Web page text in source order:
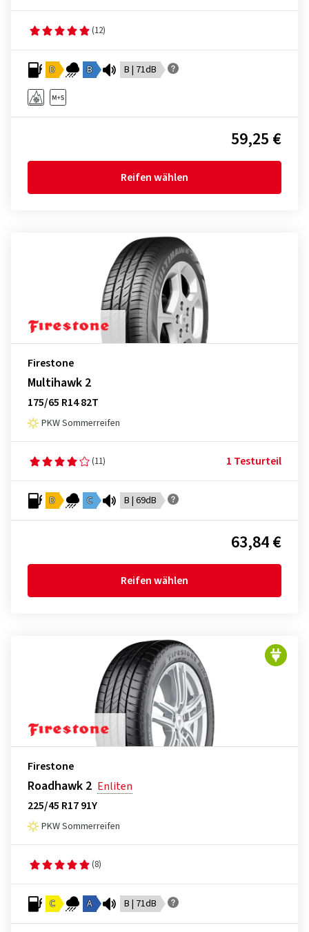
(12)
D B B | 71dB
59,25 €
Reifen wählen
Firestone
Multihawk 2
175/65 R14 82T
PKW Sommerreifen
(11) 1 Testurteil
D C B | 69dB
63,84 €
Reifen wählen
Firestone
Roadhawk 2 Enliten
225/45 R17 91Y
PKW Sommerreifen
(8)
C A B | 71dB